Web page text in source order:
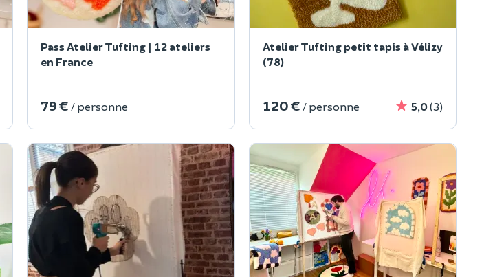
Pass Atelier Tufting | 12 ateliers
en France
79 € / personne
Atelier Tufting petit tapis à Vélizy
(78)
120 € / personne 5,0(3)